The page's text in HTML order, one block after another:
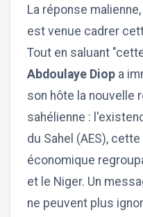
La réponse
est venue cadrer
Tout en saluant
Abdoulaye Diop a
son hôte la nouvelle
sahélienne :
du Sahel (AES),
économique
et le Niger. Un
ne peuvent plus